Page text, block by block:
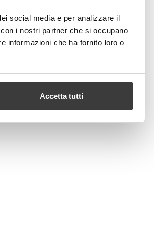
social media e per analizzare il
i nostri partner che si occupano
informazioni che ha fornito loro o
Accetta tutti